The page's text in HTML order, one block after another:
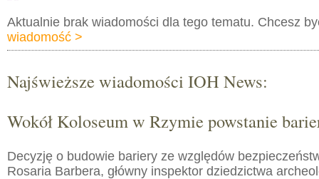
Aktualnie brak wiadomości dla tego tematu. Chcesz
wiadomość >
Najświeższe wiadomości IOH News:
Wokół Koloseum w Rzymie powstanie
Decyzję o budowie bariery ze względów
Rosaria Barbera, główny inspektor dziedzictwa